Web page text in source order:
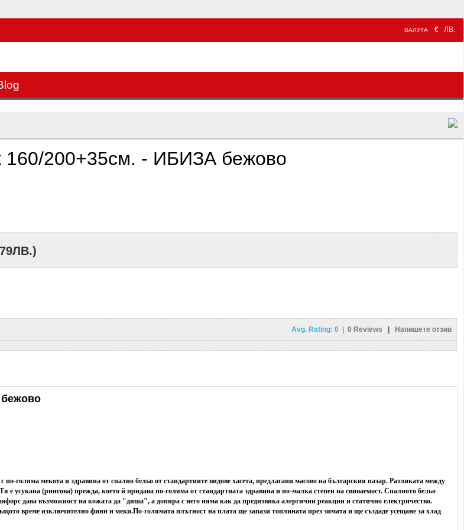
ВАЛУТА € ЛВ.
160/200+35см. - ИБИЗА бежово
Avg. Rating:0 |0 Reviews Напишете отзив
голяма мекота и здравина от спално бельо от стандартните видове хасета, предлагани масово на българския пазар. Разликата между
усукана (рингова) прежда, което й придава по-голяма от стандартната здравина и по-малка степен на свиваемост. Спалното бельо
дава възможност на кожата да "диша", а допира с него няма как да предизвика алергични реакции и статично електричество.
време изключително фини и меки.По-голямата плътност на плата ще запази топлината през зимата и ще създаде усещане за хлад